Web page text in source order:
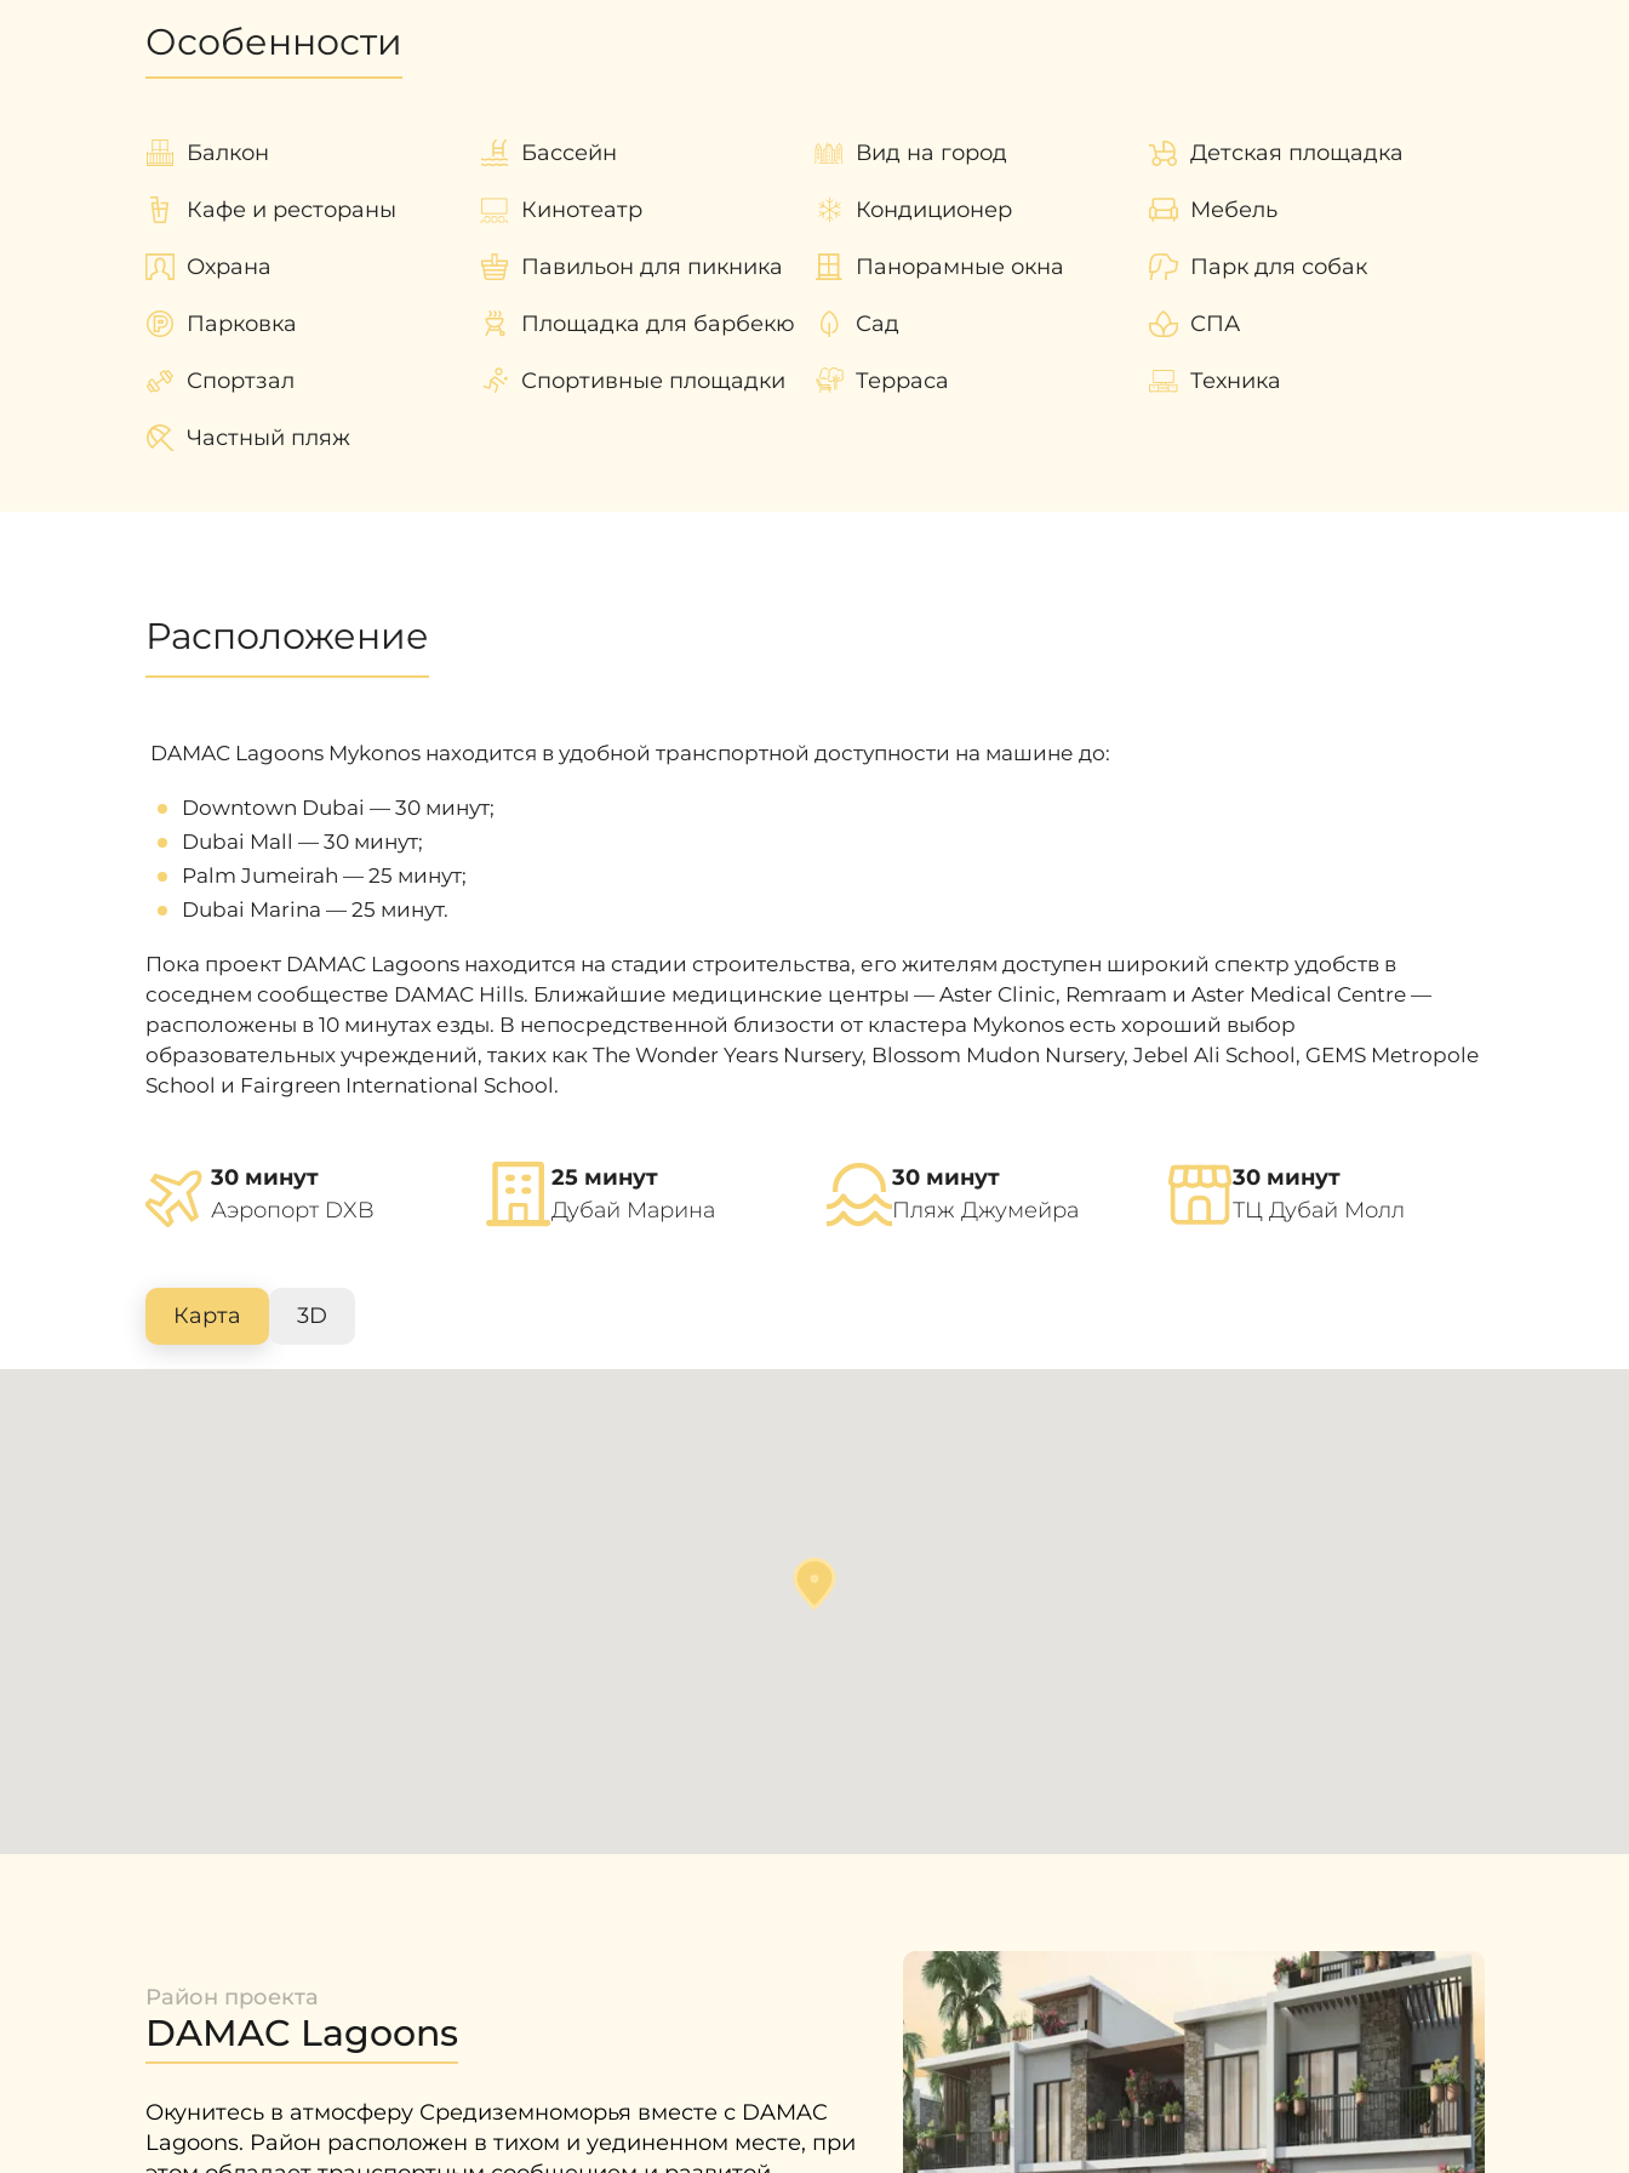
Наши эксперты помогут разобраться во всех волнующих вас вопросах и помогут с приобретением недвижимости в
Дубае!
Особенности
Балкон Бассейн Вид на город Детская площадка
Кафе и рестораны Кинотеатр Кондиционер Мебель
Охрана Павильон для пикника Панорамные окна Парк для собак
Парковка Площадка для барбекю Сад СПА
Спортзал Спортивные площадки Терраса Техника
Частный пляж
Расположение
DAMAC Lagoons Mykonos находится в удобной транспортной доступности на машине до:
Downtown Dubai — 30 минут;
Dubai Mall — 30 минут;
Palm Jumeirah — 25 минут;
Dubai Marina — 25 минут.
Пока проект DAMAC Lagoons находится на стадии строительства, его жителям доступен широкий спектр удобств в
соседнем сообществе DAMAC Hills. Ближайшие медицинские центры — Aster Clinic, Remraam и Aster Medical Centre —
расположены в 10 минутах езды. В непосредственной близости от кластера Mykonos есть хороший выбор
образовательных учреждений, таких как The Wonder Years Nursery, Blossom Mudon Nursery, Jebel Ali School, GEMS Metropole
School и Fairgreen International School.
30 минут
Аэропорт DXB
25 минут
Дубай Марина
30 минут
Пляж Джумейра
30 минут
ТЦ Дубай Молл
Карта 3D
Район проекта
DAMAC Lagoons
Окунитесь в атмосферу Средиземноморья вместе с DAMAC
Lagoons. Район расположен в тихом и уединенном месте, при